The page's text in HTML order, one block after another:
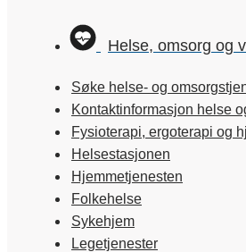
Helse, omsorg og
Søke helse- og
Kontaktinformasjon helse
Fysioterapi, ergoterapi og
Helsestasjonen
Hjemmetjenesten
Folkehelse
Sykehjem
Legetjenester